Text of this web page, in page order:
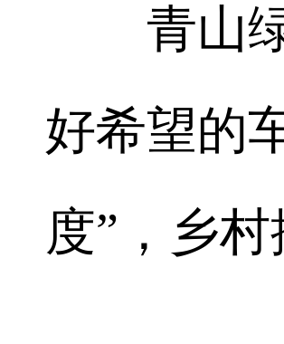
青山绿
好希望的
度”，乡